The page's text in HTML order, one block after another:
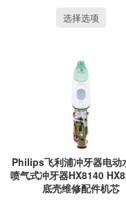
选择选项
Philips飞利浦冲牙器电动
喷气式冲牙器HX8140
底壳维修配件机芯